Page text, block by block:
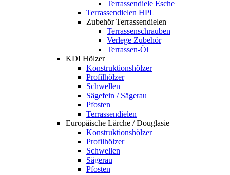
Terrassendiele Esche
Terrassendielen HPL
Zubehör Terrassendielen
Terrassenschrauben
Verlege Zubehör
Terrassen-Öl
KDI Hölzer
Konstruktionshölzer
Profilhölzer
Schwellen
Sägefein / Sägerau
Pfosten
Terrassendielen
Europäische Lärche / Douglasie
Konstruktionshölzer
Profilhölzer
Schwellen
Sägerau
Pfosten